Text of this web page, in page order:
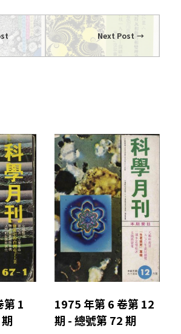
Next Post
第 1
1975 年第 6 卷第 12
期 - 總號第 72 期